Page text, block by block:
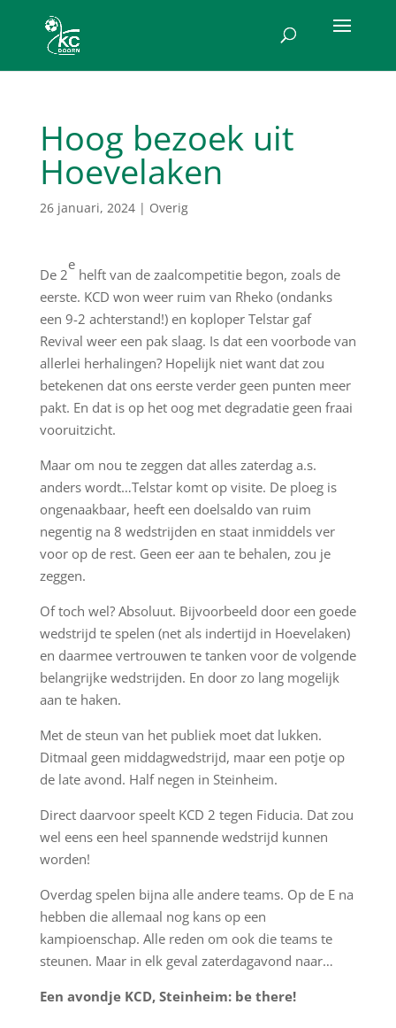
Hoog bezoek uit
Hoevelaken
26 januari, 2024| Overig
De 2
e
helft van de zaalcompetitie begon, zoals de
eerste. KCD won weer ruim van Rheko (ondanks
een 9-2 achterstand!) en koploper Telstar gaf
Revival weer een pak slaag. Is dat een voorbode van
allerlei herhalingen? Hopelijk niet want dat zou
betekenen dat ons eerste verder geen punten meer
pakt. En dat is op het oog met degradatie geen fraai
vooruitzicht.
Maar om nou te zeggen dat alles zaterdag a.s.
anders wordt…Telstar komt op visite. De ploeg is
ongenaakbaar, heeft een doelsaldo van ruim
negentig na 8 wedstrijden en staat inmiddels ver
voor op de rest. Geen eer aan te behalen, zou je
zeggen.
Of toch wel? Absoluut. Bijvoorbeeld door een goede
wedstrijd te spelen (net als indertijd in Hoevelaken)
en daarmee vertrouwen te tanken voor de volgende
belangrijke wedstrijden. En door zo lang mogelijk
aan te haken.
Met de steun van het publiek moet dat lukken.
Ditmaal geen middagwedstrijd, maar een potje op
de late avond. Half negen in Steinheim.
Direct daarvoor speelt KCD 2 tegen Fiducia. Dat zou
wel eens een heel spannende wedstrijd kunnen
worden!
Overdag spelen bijna alle andere teams. Op de E na
hebben die allemaal nog kans op een
kampioenschap. Alle reden om ook die teams te
steunen. Maar in elk geval zaterdagavond naar…
Een avondje KCD, Steinheim: be there!